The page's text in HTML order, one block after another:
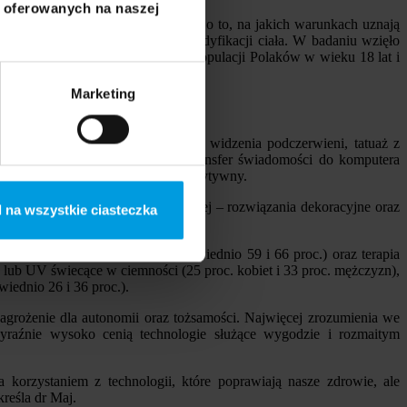
na naszej
Marketing
na wszystkie ciasteczka
ciało. Pytano ich również o to, na jakich warunkach uznają
doświadczenia z zakresu modyfikacji ciała. W badaniu wzięło
dobrano wg reprezentacji w populacji Polaków w wieku 18 lat i
oczy z funkcją noktowizji lub widzenia podczerwieni, tatuaż z
komórki w organizmie, transfer świadomości do komputera
po zdecydowanie pozytywny.
terapia genowa), a najniżej – rozwiązania dekoracyjne oraz
monitorujący zdrowie (odpowiednio 59 i 66 proc.) oraz terapia
UV świecące w ciemności (25 proc. kobiet i 33 proc. mężczyzn),
26 i 36 proc.).
dla autonomii oraz tożsamości. Najwięcej zrozumienia we
wysoko cenią technologie służące wygodzie i rozmaitym
korzystaniem z technologii, które poprawiają nasze zdrowie, ale
dr Maj.